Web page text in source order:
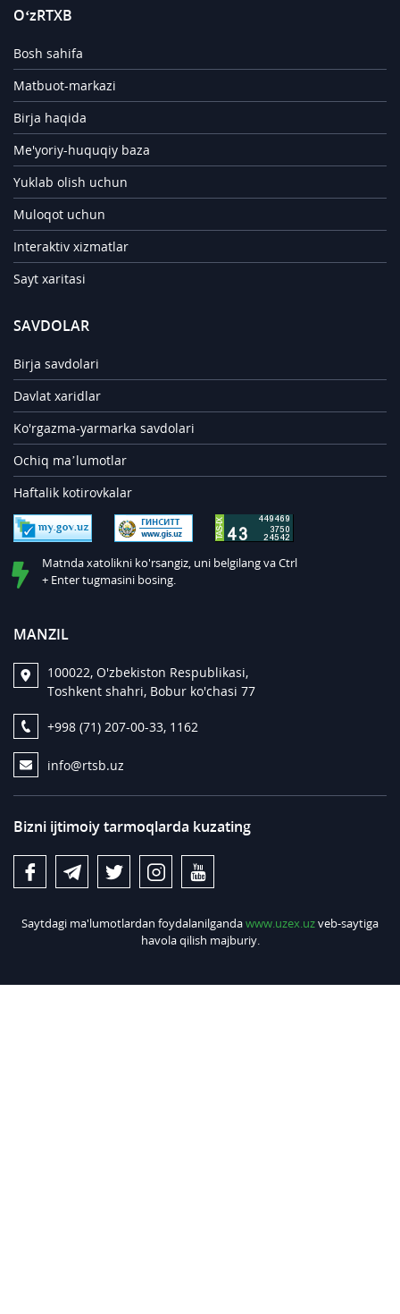
O‘zRTXB
Bosh sahifa
Matbuot-markazi
Birja haqida
Me'yoriy-huquqiy baza
Yuklab olish uchun
Muloqot uchun
Interaktiv xizmatlar
Sayt xaritasi
SAVDOLAR
Birja savdolari
Davlat xaridlar
Ko'rgazma-yarmarka savdolari
Ochiq ma’lumotlar
Haftalik kotirovkalar
Matnda xatolikni ko'rsangiz, uni belgilang va Ctrl
+ Enter tugmasini bosing.
MANZIL
100022, O'zbekiston Respublikasi,
Toshkent shahri, Bobur ko'chasi 77
+998 (71) 207-00-33, 1162
info@rtsb.uz
Bizni ijtimoiy tarmoqlarda kuzating
Saytdagi ma'lumotlardan foydalanilgandawww.uzex.uzveb-saytiga
havola qilish majburiy.